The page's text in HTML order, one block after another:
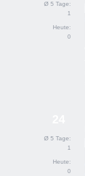
Ø 5 Tage:
1
Heute:
0
Ø 5 Tage:
1
Heute:
0